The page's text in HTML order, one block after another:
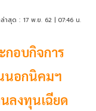
าสุด : 17 พ.ย. 62 | 07:46 น.
กอบกิจการ
นอกนิคมฯ
ลงทุนเฉียด